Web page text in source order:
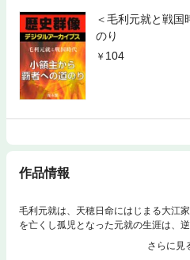
＜毛利元就と戦国
のり
104
作品情報
毛利元就は、天穂日命にはじまる大江
を亡くし孤児となった元就の生涯は、
との戦いなど、厳正な軍規によって民